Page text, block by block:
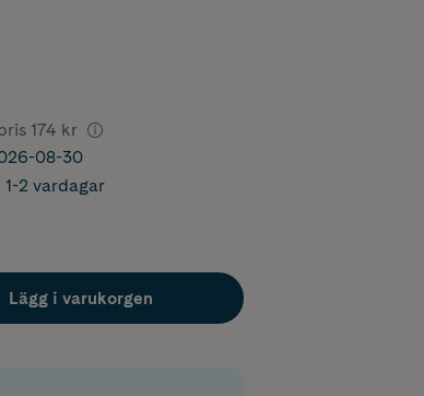
174 kr
08-30
2 vardagar
Lägg i varukorgen